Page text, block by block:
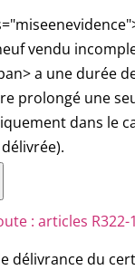
vendu
a une durée
prolongé une
dans le
: articles R322-
délivrance du